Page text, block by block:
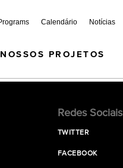
Calendário Notícias
NOSSOS PROJETOS
Redes Sociais
TWITTER
FACEBOOK